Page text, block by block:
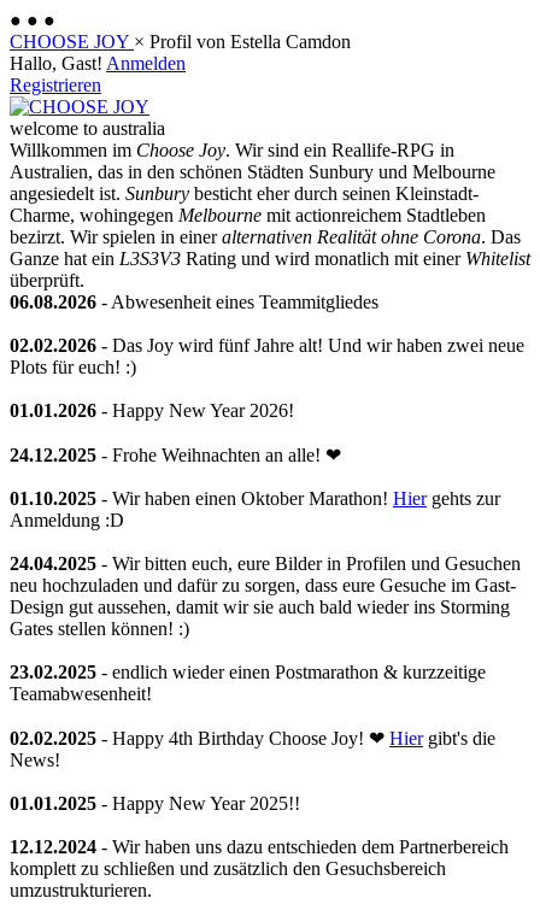
● ● ●
CHOOSE JOY × Profil von Estella Camdon
Hallo, Gast! Anmelden
Registrieren
welcome to australia
Willkommen im Choose Joy. Wir sind ein Reallife-RPG in
Australien, das in den schönen Städten Sunbury und Melbourne
angesiedelt ist. Sunbury besticht eher durch seinen Kleinstadt-
Charme, wohingegen Melbourne mit actionreichem Stadtleben
bezirzt. Wir spielen in eineralternativen Realität ohne Corona. Das
Ganze hat ein L3S3V3 Rating und wird monatlich mit einer Whitelist
überprüft.
06.08.2026 - Abwesenheit eines Teammitgliedes
02.02.2026 - Das Joy wird fünf Jahre alt! Und wir haben zwei neue
Plots für euch! :)
01.01.2026 - Happy New Year 2026!
24.12.2025 - Frohe Weihnachten an alle! ❤
01.10.2025 - Wir haben einen Oktober Marathon! Hiergehts zur
Anmeldung :D
24.04.2025 - Wir bitten euch, eure Bilder in Profilen und Gesuchen
neu hochzuladen und dafür zu sorgen, dass eure Gesuche im Gast-
Design gut aussehen, damit wir sie auch bald wieder ins Storming
Gates stellen können! :)
23.02.2025 - endlich wieder einen Postmarathon & kurzzeitige
Teamabwesenheit!
02.02.2025 - Happy 4th Birthday Choose Joy! ❤ Hiergibt's die
News!
01.01.2025 - Happy New Year 2025!!
12.12.2024 - Wir haben uns dazu entschieden dem Partnerbereich
komplett zu schließen und zusätzlich den Gesuchsbereich
umzustrukturieren.